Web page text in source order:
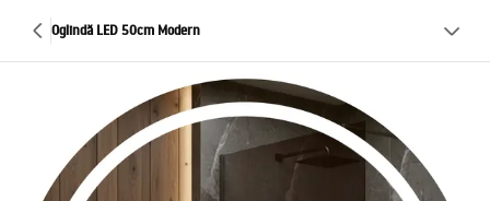
Oglindă LED 50cm Modern